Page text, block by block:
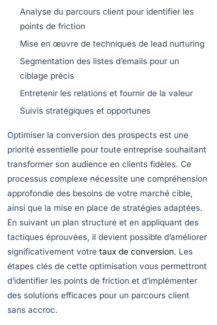
Analyse du parcours client pour identifier les
points de friction
Mise en œuvre de techniques de lead nurturing
Segmentation des listes d’emails pour un
ciblage précis
Entretenir les relations et fournir de la valeur
Suivis stratégiques et opportunes
Optimiser la conversion des prospects est une
priorité essentielle pour toute entreprise souhaitant
transformer son audience en clients fidèles. Ce
processus complexe nécessite une compréhension
approfondie des besoins de votre marché cible,
ainsi que la mise en place de stratégies adaptées.
En suivant un plan structuré et en appliquant des
tactiques éprouvées, il devient possible d’améliorer
significativement votre taux de conversion. Les
étapes clés de cette optimisation vous permettront
d’identifier les points de friction et d’implémenter
des solutions efficaces pour un parcours client
sans accroc.